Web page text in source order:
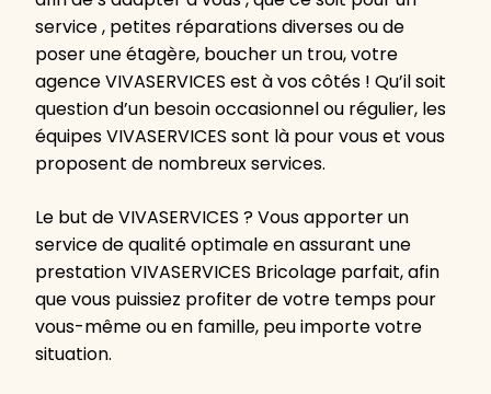
service , petites réparations diverses ou de
poser une étagère, boucher un trou, votre
agence VIVASERVICES est à vos côtés ! Qu’il soit
question d’un besoin occasionnel ou régulier, les
équipes VIVASERVICES sont là pour vous et vous
proposent de nombreux services.
Le but de VIVASERVICES ? Vous apporter un
service de qualité optimale en assurant une
prestation VIVASERVICES Bricolage parfait, afin
que vous puissiez profiter de votre temps pour
vous-même ou en famille, peu importe votre
situation.